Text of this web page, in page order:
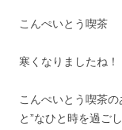
こんぺいとう喫茶
寒くなりましたね！
こんぺいとう喫茶の
と”なひと時を過ご